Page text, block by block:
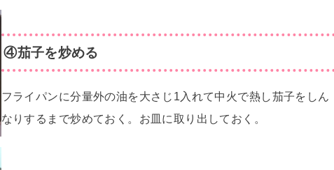
④茄子を炒める
フライパンに分量外の油を大さじ1入れて中火で熱し茄子をしん
なりするまで炒めておく。お皿に取り出しておく。